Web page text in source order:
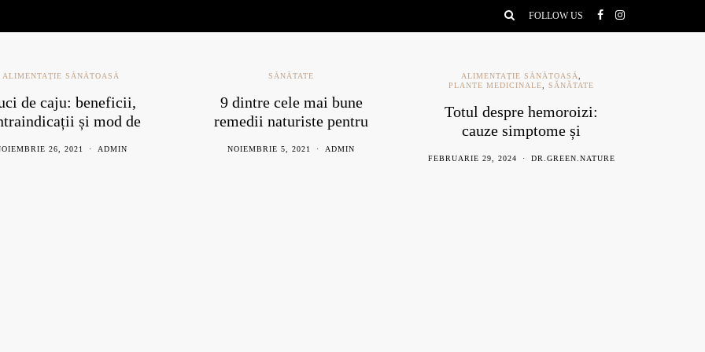
FOLLOW US
ALIMENTAȚIE SĂNĂTOASĂ
de caju: beneficii,
și mod de
26, 2021 ADMIN
SĂNĂTATE
9 dintre cele mai bune
remedii naturiste pentru
NOIEMBRIE 5, 2021 ADMIN
ALIMENTAȚIE SĂNĂTOASĂ
PLANTE MEDICINALE
,SĂNĂTATE
Totul despre hemoroizi:
cauze simptome și
FEBRUARIE 29, 2024 DR.GREEN.NATURE